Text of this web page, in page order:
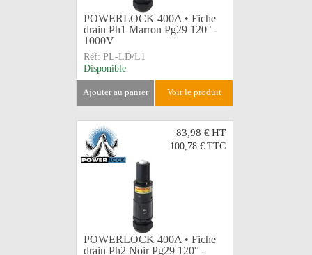
POWERLOCK 400A • Fiche
drain Ph1 Marron Pg29 120° -
1000V
Réf: PL-LD/L1
Disponible
ajouter au panier voir le produit
83,98 €HT
100,78 € TTC
POWERLOCK 400A • Fiche
drain Ph2 Noir Pg29 120° -